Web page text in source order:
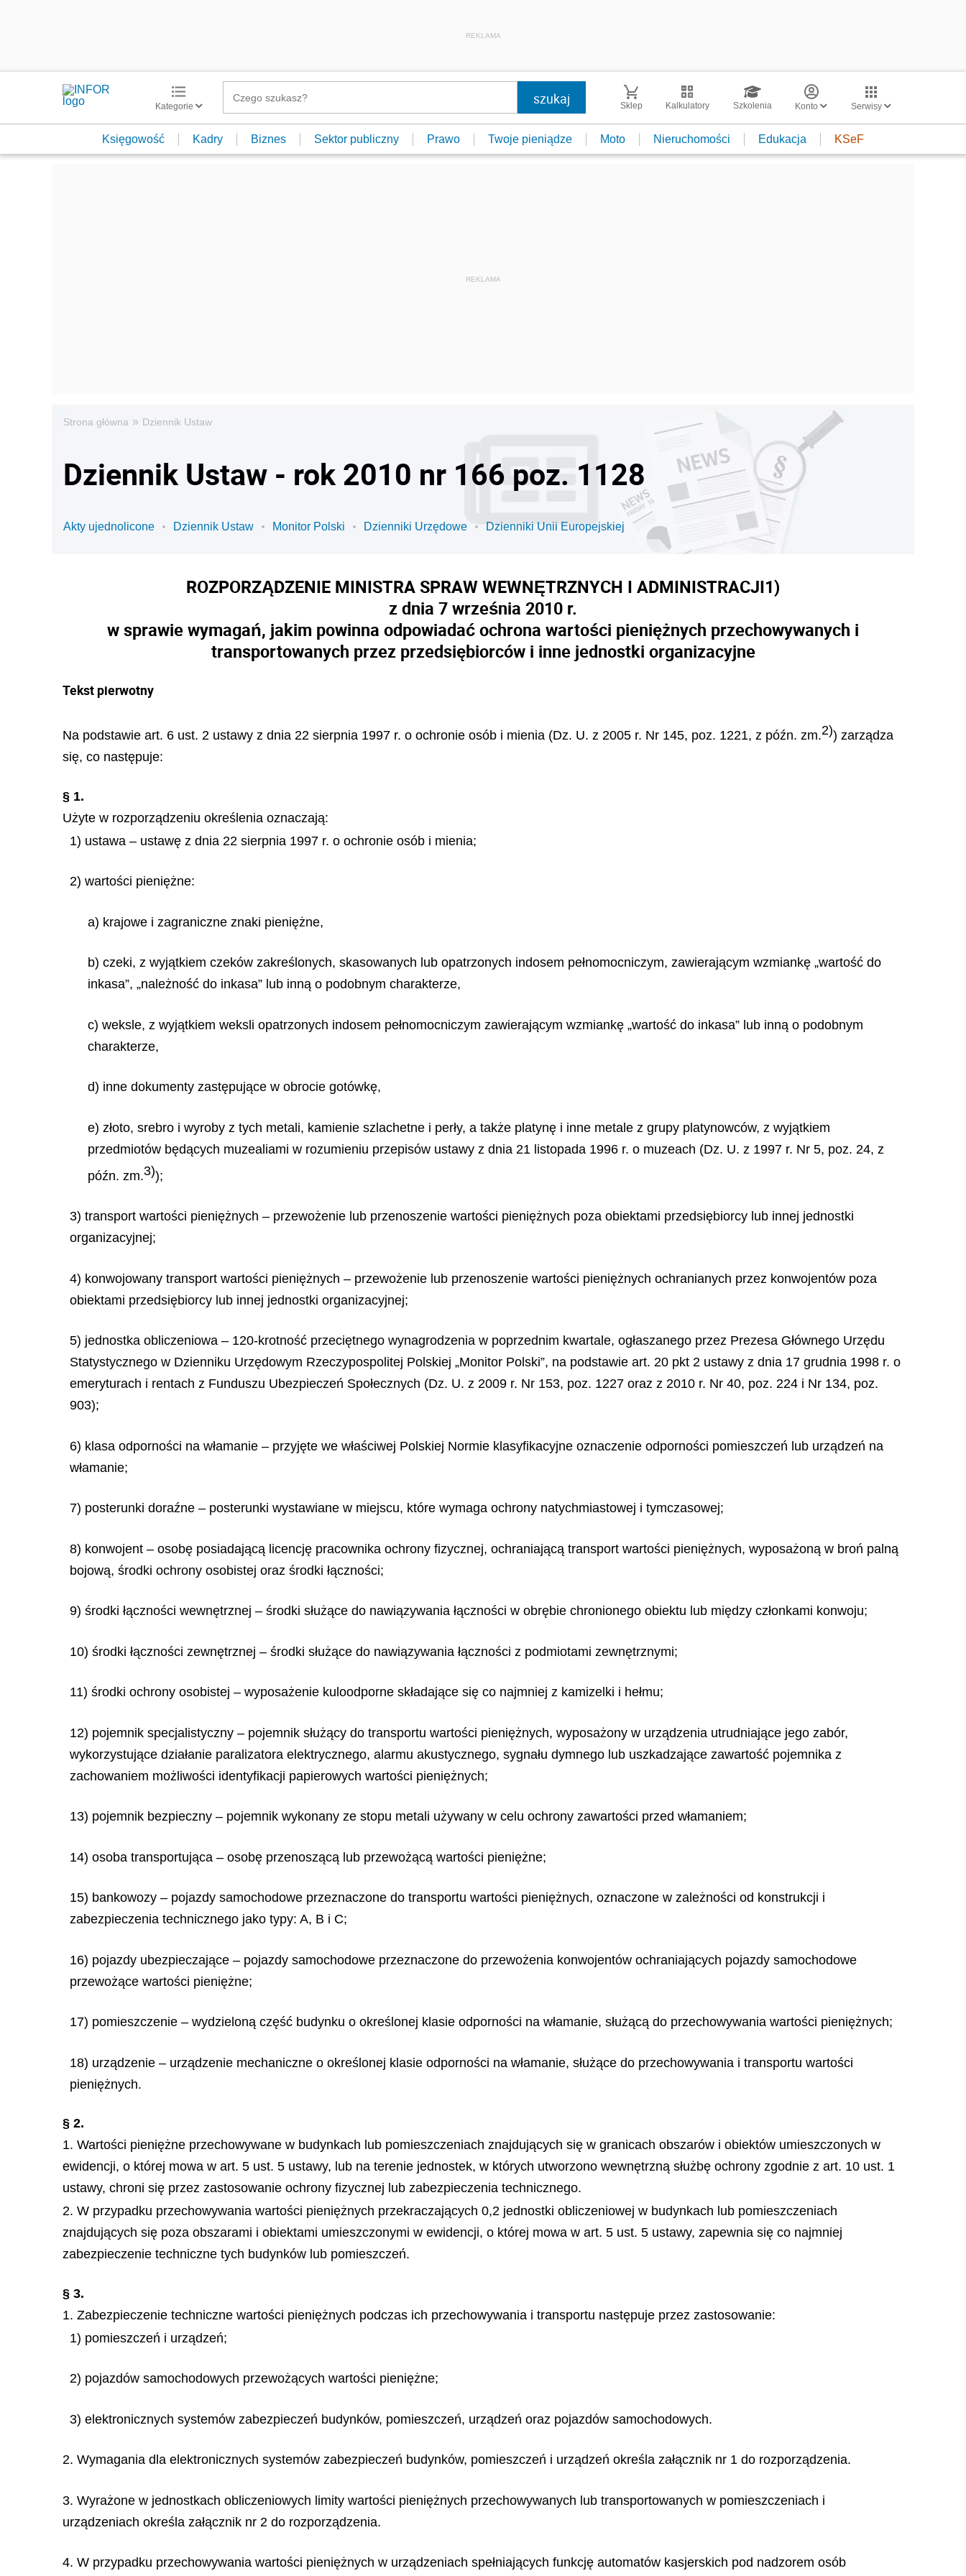
REKLAMA
Kategorie Sklep Kalkulatory Szkolenia Konto Serwisy
Księgowość Kadry Biznes Sektor publiczny Prawo Twoje pieniądze Moto Nieruchomości Edukacja KSeF
Strona główna » Dziennik Ustaw
Dziennik Ustaw - rok 2010 nr 166 poz. 1128
Akty ujednolicone Dziennik Ustaw Monitor Polski Dzienniki Urzędowe Dzienniki Unii Europejskiej
ROZPORZĄDZENIE MINISTRA SPRAW WEWNĘTRZNYCH I ADMINISTRACJI1)
z dnia 7 września 2010 r.
w sprawie wymagań, jakim powinna odpowiadać ochrona wartości pieniężnych przechowywanych i
transportowanych przez przedsiębiorców i inne jednostki organizacyjne
Tekst pierwotny
Na podstawie art. 6 ust. 2 ustawy z dnia 22 sierpnia 1997 r. o ochronie osób i mienia (Dz. U. z 2005 r. Nr 145, poz. 1221, z późn. zm.2)) zarządza
się, co następuje:
§ 1.
Użyte w rozporządzeniu określenia oznaczają:
1) ustawa – ustawę z dnia 22 sierpnia 1997 r. o ochronie osób i mienia;
2) wartości pieniężne:
a) krajowe i zagraniczne znaki pieniężne,
b) czeki, z wyjątkiem czeków zakreślonych, skasowanych lub opatrzonych indosem pełnomocniczym, zawierającym wzmiankę „wartość do
inkasa”, „należność do inkasa” lub inną o podobnym charakterze,
c) weksle, z wyjątkiem weksli opatrzonych indosem pełnomocniczym zawierającym wzmiankę „wartość do inkasa” lub inną o podobnym
charakterze,
d) inne dokumenty zastępujące w obrocie gotówkę,
e) złoto, srebro i wyroby z tych metali, kamienie szlachetne i perły, a także platynę i inne metale z grupy platynowców, z wyjątkiem
przedmiotów będących muzealiami w rozumieniu przepisów ustawy z dnia 21 listopada 1996 r. o muzeach (Dz. U. z 1997 r. Nr 5, poz. 24, z
późn. zm.3));
3) transport wartości pieniężnych – przewożenie lub przenoszenie wartości pieniężnych poza obiektami przedsiębiorcy lub innej jednostki
organizacyjnej;
4) konwojowany transport wartości pieniężnych – przewożenie lub przenoszenie wartości pieniężnych ochranianych przez konwojentów poza
obiektami przedsiębiorcy lub innej jednostki organizacyjnej;
5) jednostka obliczeniowa – 120-krotność przeciętnego wynagrodzenia w poprzednim kwartale, ogłaszanego przez Prezesa Głównego Urzędu
Statystycznego w Dzienniku Urzędowym Rzeczypospolitej Polskiej „Monitor Polski”, na podstawie art. 20 pkt 2 ustawy z dnia 17 grudnia 1998 r. o
emeryturach i rentach z Funduszu Ubezpieczeń Społecznych (Dz. U. z 2009 r. Nr 153, poz. 1227 oraz z 2010 r. Nr 40, poz. 224 i Nr 134, poz.
903);
6) klasa odporności na włamanie – przyjęte we właściwej Polskiej Normie klasyfikacyjne oznaczenie odporności pomieszczeń lub urządzeń na
włamanie;
7) posterunki doraźne – posterunki wystawiane w miejscu, które wymaga ochrony natychmiastowej i tymczasowej;
8) konwojent – osobę posiadającą licencję pracownika ochrony fizycznej, ochraniającą transport wartości pieniężnych, wyposażoną w broń palną
bojową, środki ochrony osobistej oraz środki łączności;
9) środki łączności wewnętrznej – środki służące do nawiązywania łączności w obrębie chronionego obiektu lub między członkami konwoju;
10) środki łączności zewnętrznej – środki służące do nawiązywania łączności z podmiotami zewnętrznymi;
11) środki ochrony osobistej – wyposażenie kuloodporne składające się co najmniej z kamizelki i hełmu;
12) pojemnik specjalistyczny – pojemnik służący do transportu wartości pieniężnych, wyposażony w urządzenia utrudniające jego zabór,
wykorzystujące działanie paralizatora elektrycznego, alarmu akustycznego, sygnału dymnego lub uszkadzające zawartość pojemnika z
zachowaniem możliwości identyfikacji papierowych wartości pieniężnych;
13) pojemnik bezpieczny – pojemnik wykonany ze stopu metali używany w celu ochrony zawartości przed włamaniem;
14) osoba transportująca – osobę przenoszącą lub przewożącą wartości pieniężne;
15) bankowozy – pojazdy samochodowe przeznaczone do transportu wartości pieniężnych, oznaczone w zależności od konstrukcji i
zabezpieczenia technicznego jako typy: A, B i C;
16) pojazdy ubezpieczające – pojazdy samochodowe przeznaczone do przewożenia konwojentów ochraniających pojazdy samochodowe
przewożące wartości pieniężne;
17) pomieszczenie – wydzieloną część budynku o określonej klasie odporności na włamanie, służącą do przechowywania wartości pieniężnych;
18) urządzenie – urządzenie mechaniczne o określonej klasie odporności na włamanie, służące do przechowywania i transportu wartości
pieniężnych.
§ 2.
1. Wartości pieniężne przechowywane w budynkach lub pomieszczeniach znajdujących się w granicach obszarów i obiektów umieszczonych w
ewidencji, o której mowa w art. 5 ust. 5 ustawy, lub na terenie jednostek, w których utworzono wewnętrzną służbę ochrony zgodnie z art. 10 ust. 1
ustawy, chroni się przez zastosowanie ochrony fizycznej lub zabezpieczenia technicznego.
2. W przypadku przechowywania wartości pieniężnych przekraczających 0,2 jednostki obliczeniowej w budynkach lub pomieszczeniach
znajdujących się poza obszarami i obiektami umieszczonymi w ewidencji, o której mowa w art. 5 ust. 5 ustawy, zapewnia się co najmniej
zabezpieczenie techniczne tych budynków lub pomieszczeń.
§ 3.
1. Zabezpieczenie techniczne wartości pieniężnych podczas ich przechowywania i transportu następuje przez zastosowanie:
1) pomieszczeń i urządzeń;
2) pojazdów samochodowych przewożących wartości pieniężne;
3) elektronicznych systemów zabezpieczeń budynków, pomieszczeń, urządzeń oraz pojazdów samochodowych.
2. Wymagania dla elektronicznych systemów zabezpieczeń budynków, pomieszczeń i urządzeń określa załącznik nr 1 do rozporządzenia.
3. Wyrażone w jednostkach obliczeniowych limity wartości pieniężnych przechowywanych lub transportowanych w pomieszczeniach i
urządzeniach określa załącznik nr 2 do rozporządzenia.
4. W przypadku przechowywania wartości pieniężnych w urządzeniach spełniających funkcję automatów kasjerskich pod nadzorem osób